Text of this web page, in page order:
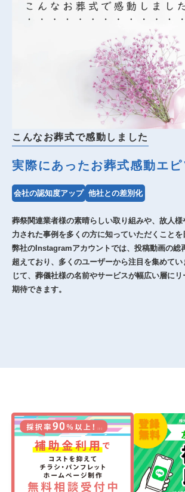
こんなお葬式で感動しました
実際にあったお葬式感動エピ
会社の認知度アップ 他社との差別化
葬祭関連業者様の素晴らしい取り組みや、故人
力された事例を多くの方に知っていただくことを
弊社のInstagramアカウントでは、投稿動画の総
超えており、多くのユーザーから注目を集めて
じて、葬儀社様の名前やサービスが幅広い層に
期待できます。